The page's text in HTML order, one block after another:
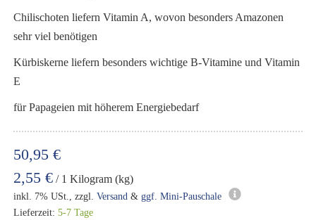
50,95 €
2,55 € / 1 Kilogram (kg)
inkl. 7% USt., zzgl.Versand &ggf. Mini-Pauschale
Lieferzeit:5-7 Tage
Chilischoten liefern Vitamin A, wovon besonders Amazonen
sehr viel benötigen
Kürbiskerne liefern besonders wichtige B-Vitamine und Vitamin
E
für Papageien mit höherem Energiebedarf